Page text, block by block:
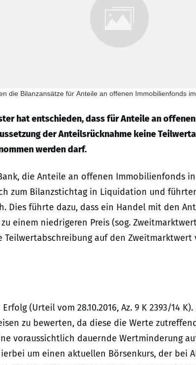
die Bilanzansätze für Anteile an offenen Immobilienfonds
hat entschieden, dass für Anteile an
der Anteilsrücknahme keine
werden darf.
die Anteile an offenen Immobilienfonds
zum Bilanzstichtag in Liquidation und
Dies führte dazu, dass ein Handel mit den
einem niedrigeren Preis (sog.
Teilwertabschreibung auf den Zweitmarktwert
(Urteil vom 28.10.2016, Az. 9 K 2393/14
zu bewerten, da diese die Werte
voraussichtlich dauernde Wertminderung
um einen aktuellen Börsenkurs, der bei